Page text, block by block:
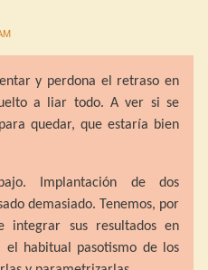
y perdona el retraso en
a liar todo. A ver si se
quedar, que estaría bien
Implantación de dos
demasiado. Tenemos, por
integrar sus resultados en
habitual pasotismo de los